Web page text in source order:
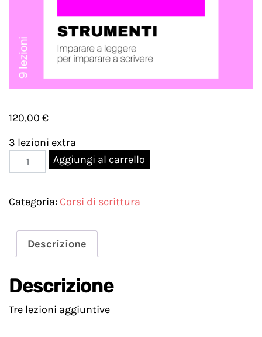
120,00 €
3 lezioni extra
Strumenti
|
track
quantità
Aggiungi al carrello
Categoria: Corsi di scrittura
Descrizione
Descrizione
Tre lezioni aggiuntive